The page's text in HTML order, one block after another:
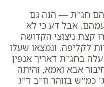
חג”ת — הנה גם
עמהם. אבל דע כי לא
קצת ניצוצי הקדושה
לקליפה. ונמצאו שעלו
בחג”ת דאריך אנפין
אבא ואמא, והיתה
כמ”ש בזוהר ח”ב ד”ג